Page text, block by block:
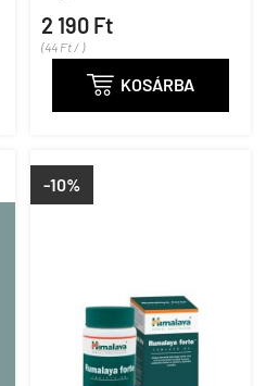
2 190 Ft
(44 Ft / )
 KOSÁRBA
-10%